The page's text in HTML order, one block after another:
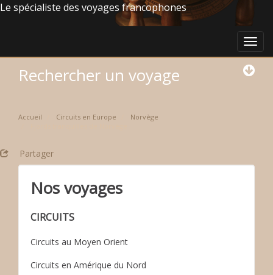
Le spécialiste des voyages francophones
Rechercher un voyage
Accueil Circuits en Europe
Norvège
Partager
Nos voyages
CIRCUITS
Circuits au Moyen Orient
Circuits en Amérique du Nord